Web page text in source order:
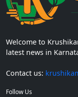
Welcome to
latest news in
Contact us:
Follow Us